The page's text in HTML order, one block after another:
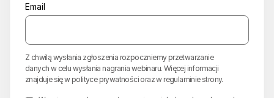
Email
Z chwilą wysłania zgłoszenia rozpoczniemy przetwarzanie
danych w celu wysłania nagrania webinaru. Więcej informacji
znajduje się w polityce prywatności oraz w regulaminie strony.